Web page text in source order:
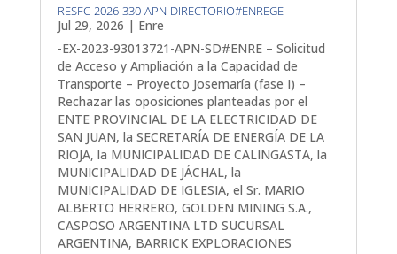
RESFC-2026-330-APN-DIRECTORIO#ENREGE
Jul 29, 2026 | Enre
-EX-2023-93013721-APN-SD#ENRE – Solicitud
de Acceso y Ampliación a la Capacidad de
Transporte – Proyecto Josemaría (fase I) –
Rechazar las oposiciones planteadas por el
ENTE PROVINCIAL DE LA ELECTRICIDAD DE
SAN JUAN, la SECRETARÍA DE ENERGÍA DE LA
RIOJA, la MUNICIPALIDAD DE CALINGASTA, la
MUNICIPALIDAD DE JÁCHAL, la
MUNICIPALIDAD DE IGLESIA, el Sr. MARIO
ALBERTO HERRERO, GOLDEN MINING S.A.,
CASPOSO ARGENTINA LTD SUCURSAL
ARGENTINA, BARRICK EXPLORACIONES